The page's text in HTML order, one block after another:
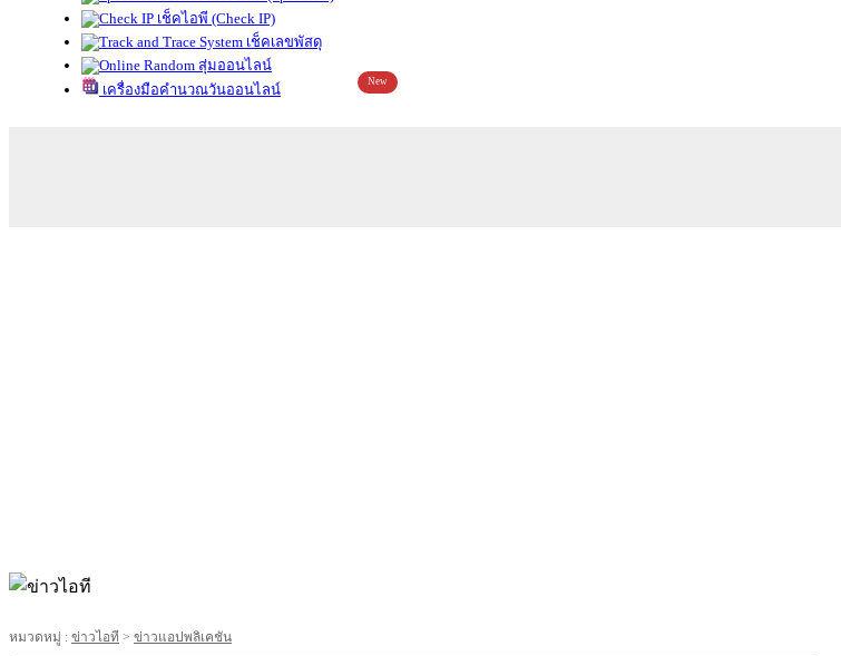
เช็คไอพี (Check IP)
เช็คเลขพัสดุ
สุ่มออนไลน์
เครื่องมือคำนวณวันออนไลน์
New
หมวดหมู่ : ข่าวไอที > ข่าวแอปพลิเคชัน